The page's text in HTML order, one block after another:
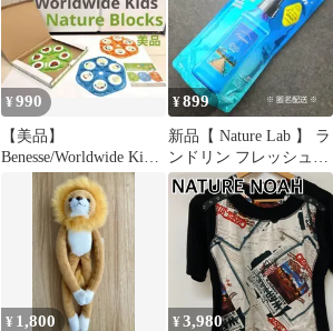
¥990
【美品】
Benesse/Worldwide Kids
Nature Blocks
¥899
新品【 Nature Lab 】 ラ
ンドリン フレッシュモ
ヒート 詰替 480㎖
¥ 1,800 ¥3,980